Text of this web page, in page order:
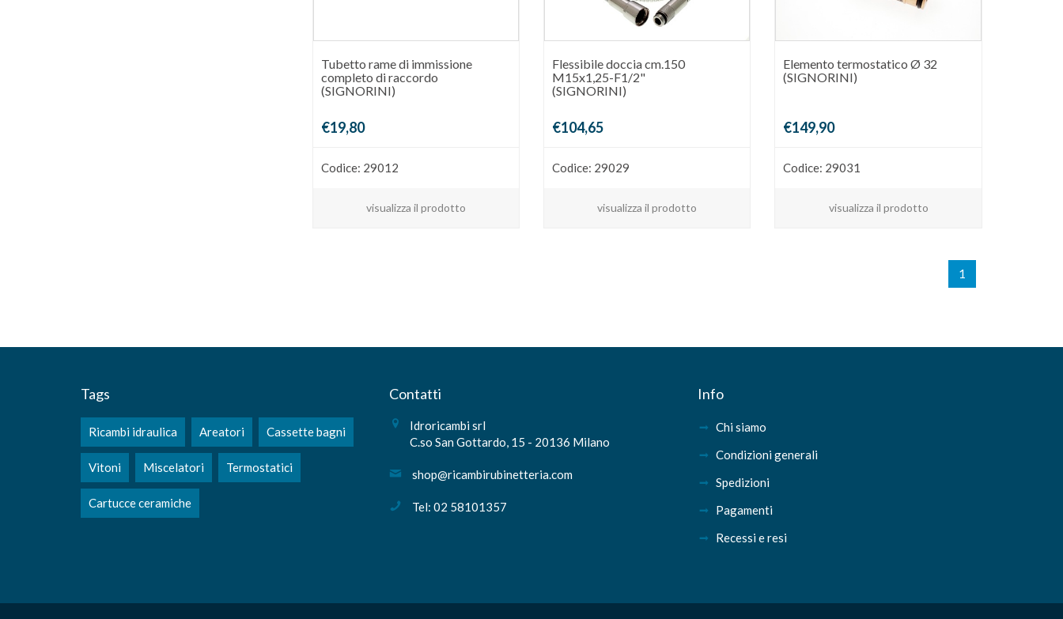
Tubetto rame di immissione
completo di raccordo
(SIGNORINI)
€19,80
Codice: 29012
visualizza il prodotto
Flessibile doccia cm.150
M15x1,25-F1/2"
(SIGNORINI)
€104,65
Codice: 29029
visualizza il prodotto
Elemento termostatico Ø 32
(SIGNORINI)
€149,90
Codice: 29031
visualizza il prodotto
1
Tags
Ricambi idraulica Areatori Cassette bagni
Vitoni Miscelatori Termostatici
Cartucce ceramiche
Contatti
Idroricambi srl
C.so San Gottardo, 15 - 20136 Milano
shop@ricambirubinetteria.com
Tel: 02 58101357
Info
Chi siamo
Condizioni generali
Spedizioni
Pagamenti
Recessi e resi